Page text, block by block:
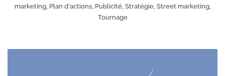
marketing, Plan d'actions, Publicité, Stratégie, Street marketing,
Tournage